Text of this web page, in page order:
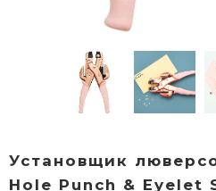
Установщик
Hole Punch & Eyelet